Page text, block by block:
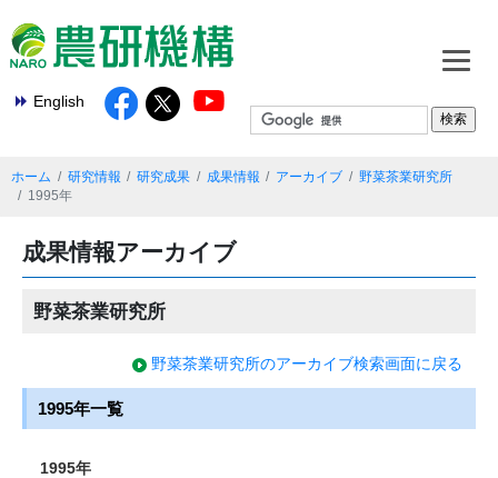
English
ホーム 研究情報 研究成果 成果情報 アーカイブ
野菜茶業研究所
1995年
成果情報アーカイブ
野菜茶業研究所
野菜茶業研究所のアーカイブ検索画面に戻る
1995年一覧
1995年